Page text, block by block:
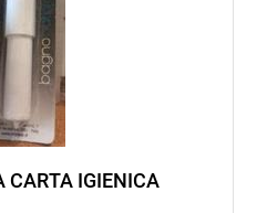
CARTA IGIENICA